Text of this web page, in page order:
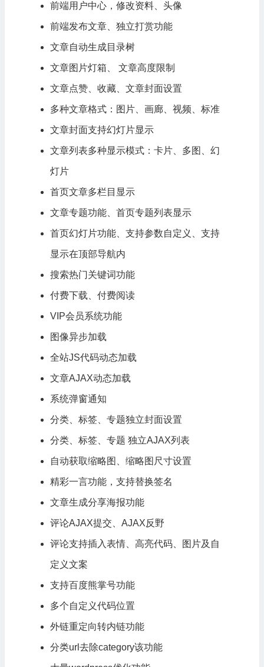
前端用户中心，修改资料、头像
前端发布文章、独立打赏功能
文章自动生成目录树
文章图片灯箱、 文章高度限制
文章点赞、收藏、文章封面设置
多种文章格式：图片、画廊、视频、标准
文章封面支持幻灯片显示
文章列表多种显示模式：卡片、多图、幻
灯片
首页文章多栏目显示
文章专题功能、首页专题列表显示
首页幻灯片功能、支持参数自定义、支持
显示在顶部导航内
搜索热门关键词功能
付费下载 、付费阅读
VIP会员系统功能
图像异步加载
全站JS代码动态加载
文章AJAX动态加载
系统弹窗通知
分类、标签、专题独立封面设置
分类、标签、专题 独立AJAX列表
自动获取缩略图、缩略图尺寸设置
精彩一言功能，支持替换签名
文章生成分享海报功能
评论AJAX提交、AJAX反野
评论支持插入表情、高亮代码、图片及自
定义文案
支持百度熊掌号功能
多个自定义代码位置
外链重定向转内链功能
分类url去除category该功能